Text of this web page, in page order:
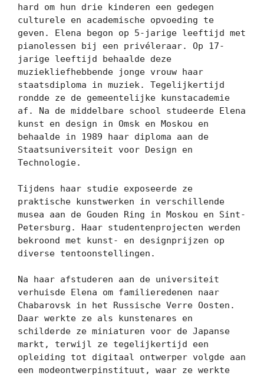
hard om hun drie kinderen een gedegen
culturele en academische opvoeding te
geven. Elena begon op 5-jarige leeftijd met
pianolessen bij een privéleraar. Op 17-
jarige leeftijd behaalde deze
muziekliefhebbende jonge vrouw haar
staatsdiploma in muziek. Tegelijkertijd
rondde ze de gemeentelijke kunstacademie
af. Na de middelbare school studeerde Elena
kunst en design in Omsk en Moskou en
behaalde in 1989 haar diploma aan de
Staatsuniversiteit voor Design en
Technologie.
Tijdens haar studie exposeerde ze
praktische kunstwerken in verschillende
musea aan de Gouden Ring in Moskou en Sint-
Petersburg. Haar studentenprojecten werden
bekroond met kunst- en designprijzen op
diverse tentoonstellingen.
Na haar afstuderen aan de universiteit
verhuisde Elena om familieredenen naar
Chabarovsk in het Russische Verre Oosten.
Daar werkte ze als kunstenares en
schilderde ze miniaturen voor de Japanse
markt, terwijl ze tegelijkertijd een
opleiding tot digitaal ontwerper volgde aan
een modeontwerpinstituut, waar ze werkte